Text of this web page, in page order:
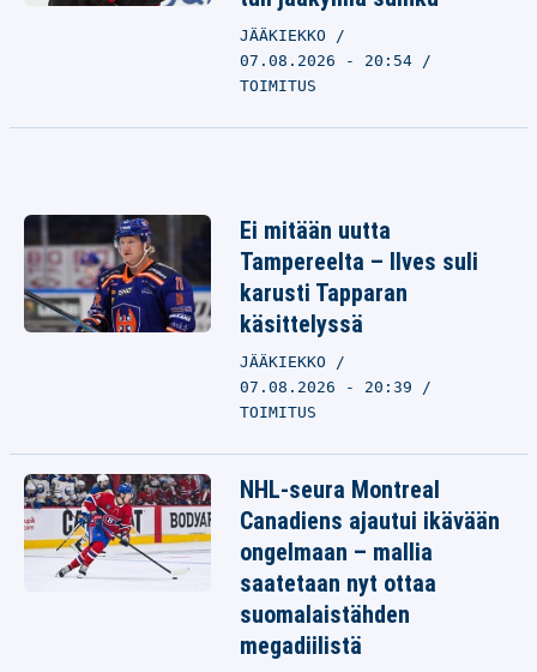
JÄÄKIEKKO
07.08.2026 - 20:54
TOIMITUS
Ei mitään uutta
Tampereelta – Ilves suli
karusti Tapparan
käsittelyssä
JÄÄKIEKKO
07.08.2026 - 20:39
TOIMITUS
NHL-seura Montreal
Canadiens ajautui ikävään
ongelmaan – mallia
saatetaan nyt ottaa
suomalaistähden
megadiilistä